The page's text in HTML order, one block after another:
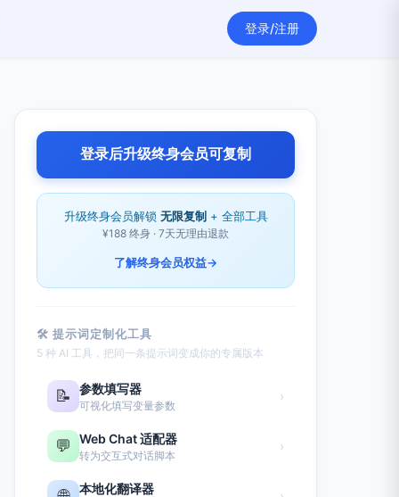
登录/注册
登录后升级终身会员可复制
升级终身会员解锁 无限复制 + 全部工具
¥188 终身 · 7天无理由退款
了解终身会员权益→
🛠 提示词定制化工具
5 种 AI 工具，把同一条提示词变成你的专属版本
📝 参数填写器
可视化填写变量参数
›
💬 Web Chat 适配器
转为交互式对话脚本
›
本地化翻译器